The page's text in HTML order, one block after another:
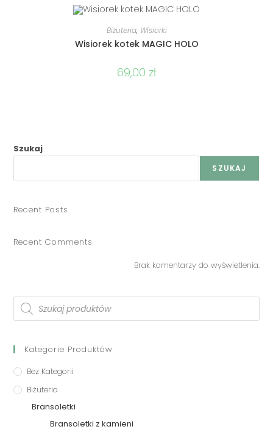
DODAJ DO KOSZYKA
Biżuteria, Wisiorki
Wisiorek kotek MAGIC HOLO
69,00 zł
Szukaj
SZUKAJ
Recent Posts
Recent Comments
Brak komentarzy do wyświetlenia.
Kategorie Produktów
Bez Kategorii
Biżuteria
Bransoletki
Bransoletki z kamieni